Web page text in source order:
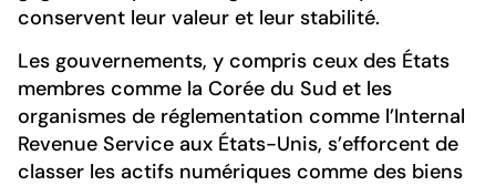
conservent leur valeur et leur stabilité.
Les gouvernements, y compris ceux des États
membres comme la Corée du Sud et les
organismes de réglementation comme l’Internal
Revenue Service aux États-Unis, s’efforcent de
classer les actifs numériques comme des biens